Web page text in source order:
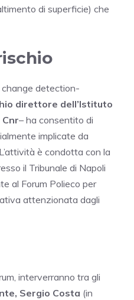
di superficie) che
change detection-
direttore dell’Istituto
– ha consentito di
implicate da
è condotta con la
il Tribunale di Napoli
al Forum Polieco per
attenzionata dagli
interverranno tra gli
Sergio Costa (in